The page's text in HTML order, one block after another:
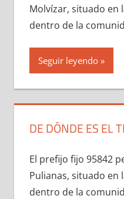
Molvízar, situado en
dentro dе la
Seguir leyendo
DE DÓNDE ES EL
El prefijo fijo 95842
Pulianas, situado en
dentro dе la